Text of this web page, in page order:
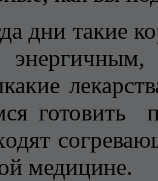
дни такие
готовить
медицине.